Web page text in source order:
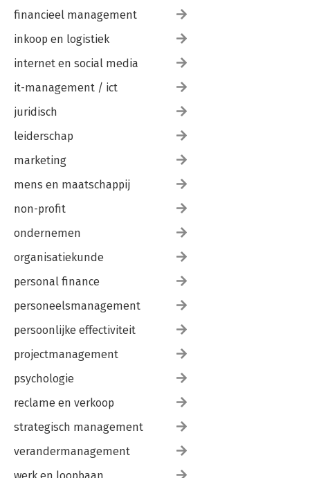
financieel management
inkoop en logistiek
internet en social media
it-management / ict
juridisch
leiderschap
marketing
mens en maatschappij
non-profit
ondernemen
organisatiekunde
personal finance
personeelsmanagement
persoonlijke effectiviteit
projectmanagement
psychologie
reclame en verkoop
strategisch management
verandermanagement